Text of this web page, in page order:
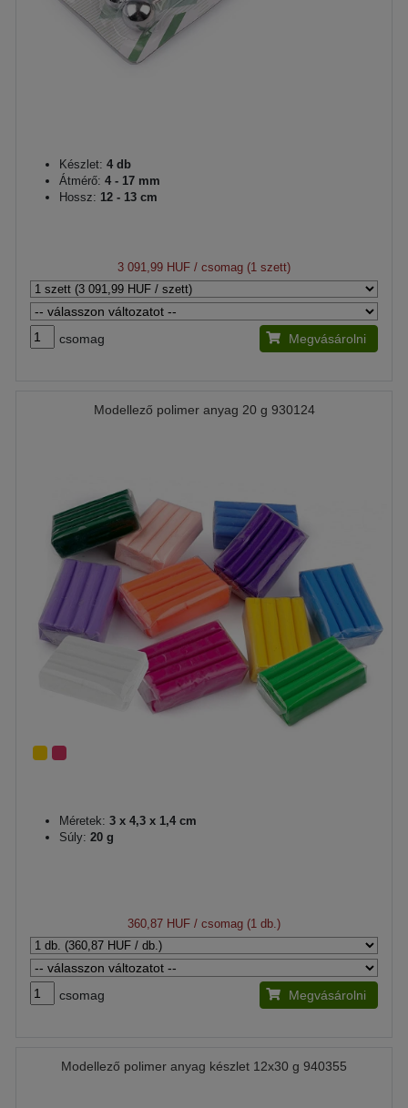
Készlet: 4 db
Átmérő: 4 - 17 mm
Hossz: 12 - 13 cm
3 091,99 HUF / csomag (1 szett)
csomag Megvásárolni
Modellező polimer anyag 20 g 930124
Méretek: 3 x 4,3 x 1,4 cm
Súly: 20 g
360,87 HUF / csomag (1 db.)
csomag Megvásárolni
Modellező polimer anyag készlet 12x30 g 940355